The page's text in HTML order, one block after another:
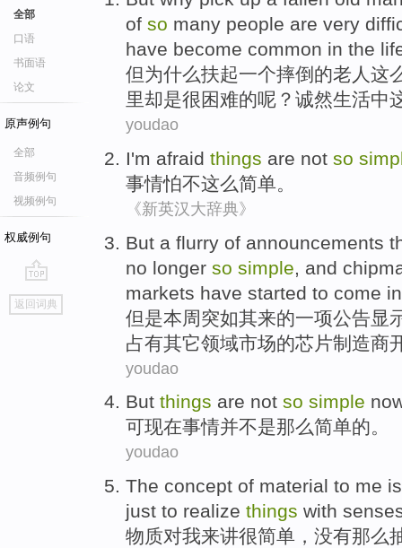
全部
口语
书面语
论文
原声例句
全部
音频例句
视频例句
权威例句
go
top
返回词典
of so many people are very
have become common in the
但为什么扶起一个摔倒 的老人 这
里却是很困难的呢？ 诚然生活中
youdao
I'm afraid things are not so
事情怕不这么简单。
《新英汉大辞典》
But a flurry of announcements
no longer so simple , and
markets have started to come
但是本周突如其来的一项公告显
占有其它领域市场的芯片制造商
youdao
But things are not so simple
可现在事情并不是那么简单的。
youdao
The concept of material to me
just to realize things with
物质对我来讲很简单 ， 没有那么